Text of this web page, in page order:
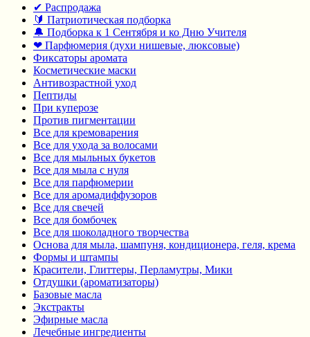
✔ Распродажа
🔰 Патриотическая подборка
🔔 Подборка к 1 Сентября и ко Дню Учителя
❤ Парфюмерия (духи нишевые, люксовые)
Фиксаторы аромата
Косметические маски
Антивозрастной уход
Пептиды
При куперозе
Против пигментации
Все для кремоварения
Все для ухода за волосами
Все для мыльных букетов
Все для мыла с нуля
Все для парфюмерии
Все для аромадиффузоров
Все для свечей
Все для бомбочек
Все для шоколадного творчества
Основа для мыла, шампуня, кондиционера, геля, крема
Формы и штампы
Красители, Глиттеры, Перламутры, Мики
Отдушки (ароматизаторы)
Базовые масла
Экстракты
Эфирные масла
Лечебные ингредиенты